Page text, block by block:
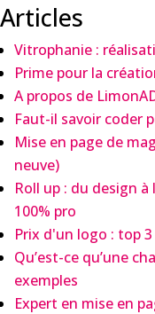
Articles
Vitrophanie :
Prime pour la
A propos de
Faut-il savoir coder
Mise en page de
neuve)
Roll up : du design
100% pro
Prix d'un logo : top
Qu’est-ce qu’une
exemples
Expert en mise en